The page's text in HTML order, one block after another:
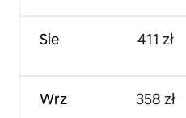
Sie
Wrz
411 zł
358 zł